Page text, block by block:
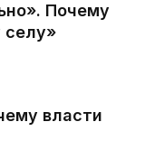
Почему
селу»
власти